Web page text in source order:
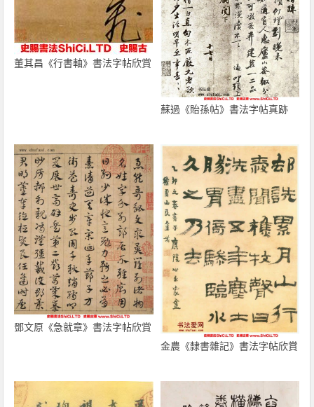
董其昌《行書軸》書法字帖欣賞
蘇過《貽孫帖》書法字帖真跡
鄧文原《急就章》書法字帖欣賞
金農《隸書雜記》書法字帖欣賞